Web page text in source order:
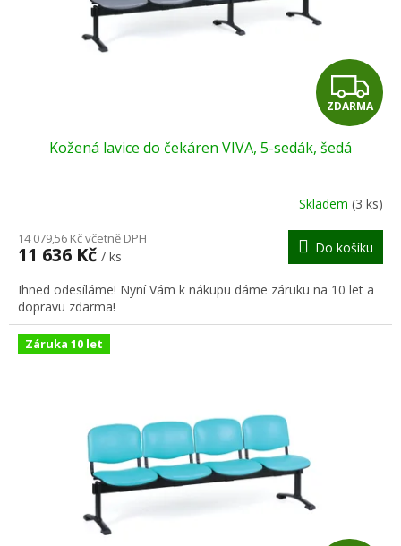
Z
D
R
M
A
ZDARMA
Kožená lavice do čekáren VIVA, 5-sedák, šedá
Skladem (3 ks)
14 079,56 Kč včetně DPH
11 636 Kč / ks
Do košíku
Ihned odesíláme! Nyní Vám k nákupu dáme záruku na 10 let a
dopravu zdarma!
Záruka 10 let